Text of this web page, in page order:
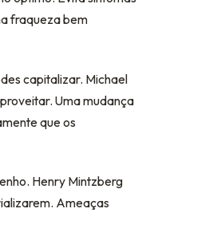
fraqueza bem
capitalizar. Michael
Uma mudança
que os
Henry Mintzberg
Ameaças